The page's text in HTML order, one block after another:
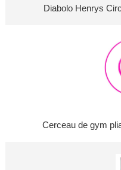
Diabolo Henrys
Cerceau de gym